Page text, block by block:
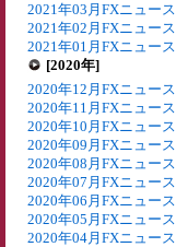
2021年03月FXニュース
2021年02月FXニュース
2021年01月FXニュース
[2020年]
2020年12月FXニュース
2020年11月FXニュース
2020年10月FXニュース
2020年09月FXニュース
2020年08月FXニュース
2020年07月FXニュース
2020年06月FXニュース
2020年05月FXニュース
2020年04月FXニュース